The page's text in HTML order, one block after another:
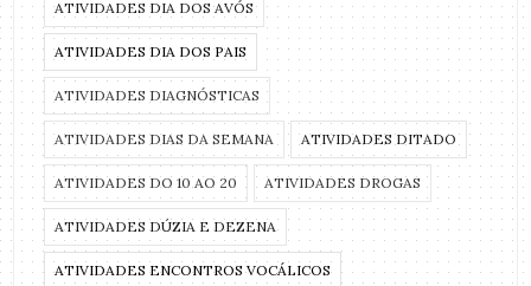
ATIVIDADES DIA DOS AVÓS
ATIVIDADES DIA DOS PAIS
ATIVIDADES DIAGNÓSTICAS
ATIVIDADES DIAS DA SEMANA ATIVIDADES DITADO
ATIVIDADES DO 10 AO 20 ATIVIDADES DROGAS
ATIVIDADES DÚZIA E DEZENA
ATIVIDADES ENCONTROS VOCÁLICOS